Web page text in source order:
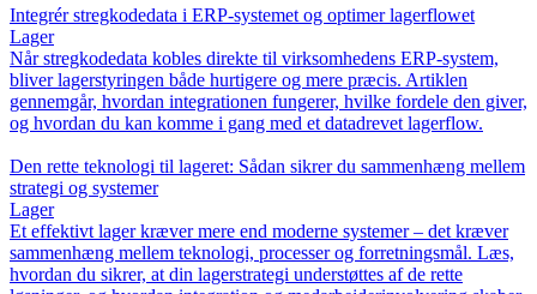
Integrér stregkodedata i ERP-systemet og optimer lagerflowet
Lager
Når stregkodedata kobles direkte til virksomhedens ERP-system,
bliver lagerstyringen både hurtigere og mere præcis. Artiklen
gennemgår, hvordan integrationen fungerer, hvilke fordele den giver,
og hvordan du kan komme i gang med et datadrevet lagerflow.
Den rette teknologi til lageret: Sådan sikrer du sammenhæng mellem
strategi og systemer
Lager
Et effektivt lager kræver mere end moderne systemer – det kræver
sammenhæng mellem teknologi, processer og forretningsmål. Læs,
hvordan du sikrer, at din lagerstrategi understøttes af de rette